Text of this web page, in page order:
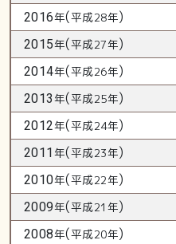
2016年(平成28年)
2015年(平成27年)
2014年(平成26年)
2013年(平成25年)
2012年(平成24年)
2011 年(平成23年)
2010年(平成22年)
2009年(平成21年)
2008年(平成20年)